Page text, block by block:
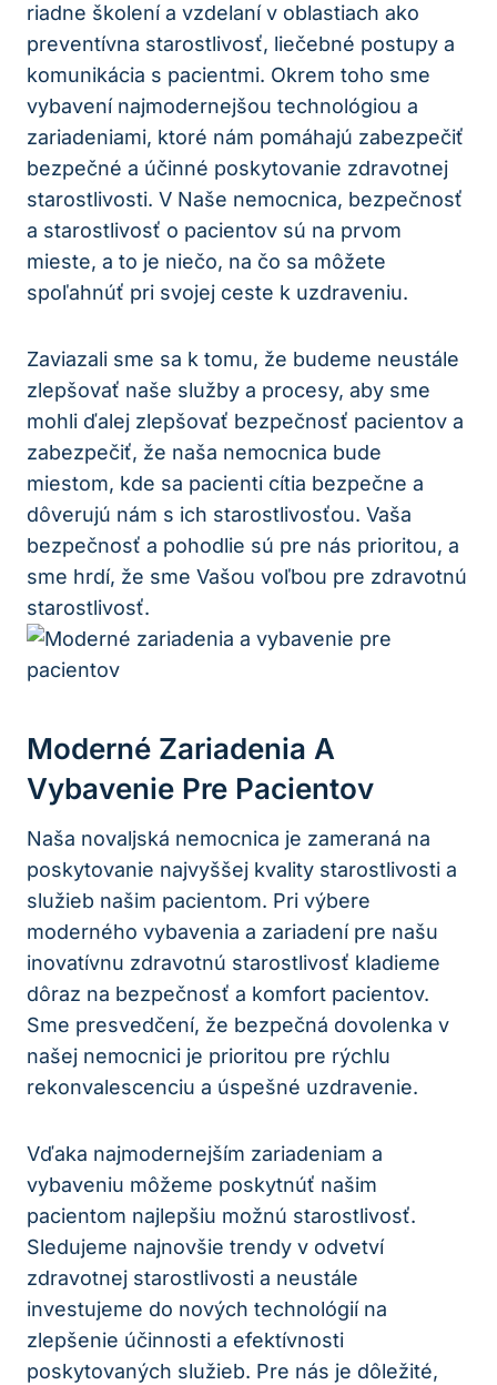
riadne školení a vzdelaní v oblastiach ako
preventívna starostlivosť, liečebné postupy a
komunikácia s pacientmi. Okrem toho sme
vybavení najmodernejšou technológiou a
zariadeniami, ktoré nám pomáhajú zabezpečiť
bezpečné a účinné poskytovanie zdravotnej
starostlivosti. V Naše nemocnica, bezpečnosť
a starostlivosť o pacientov sú na prvom
mieste, a to je niečo, na čo sa môžete
spoľahnúť pri svojej ceste k uzdraveniu.
Zaviazali sme sa k tomu, že budeme neustále
zlepšovať naše služby a procesy, aby sme
mohli ďalej zlepšovať bezpečnosť pacientov a
zabezpečiť, že naša nemocnica bude
miestom, kde sa pacienti cítia bezpečne a
dôverujú nám s ich starostlivosťou. Vaša
bezpečnosť a pohodlie sú pre nás prioritou, a
sme hrdí, že sme Vašou voľbou pre zdravotnú
starostlivosť.
Moderné Zariadenia A
Vybavenie Pre Pacientov
Naša novaljská nemocnica je zameraná na
poskytovanie najvyššej kvality starostlivosti a
služieb našim pacientom. Pri výbere
moderného vybavenia a zariadení pre našu
inovatívnu zdravotnú starostlivosť kladieme
dôraz na bezpečnosť a komfort pacientov.
Sme presvedčení, že bezpečná dovolenka v
našej nemocnici je prioritou pre rýchlu
rekonvalescenciu a úspešné uzdravenie.
Vďaka najmodernejším zariadeniam a
vybaveniu môžeme poskytnúť našim
pacientom najlepšiu možnú starostlivosť.
Sledujeme najnovšie trendy v odvetví
zdravotnej starostlivosti a neustále
investujeme do nových technológií na
zlepšenie účinnosti a efektívnosti
poskytovaných služieb. Pre nás je dôležité,